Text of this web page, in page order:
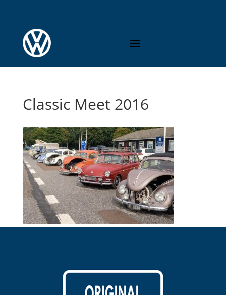
Classic Meet 2016